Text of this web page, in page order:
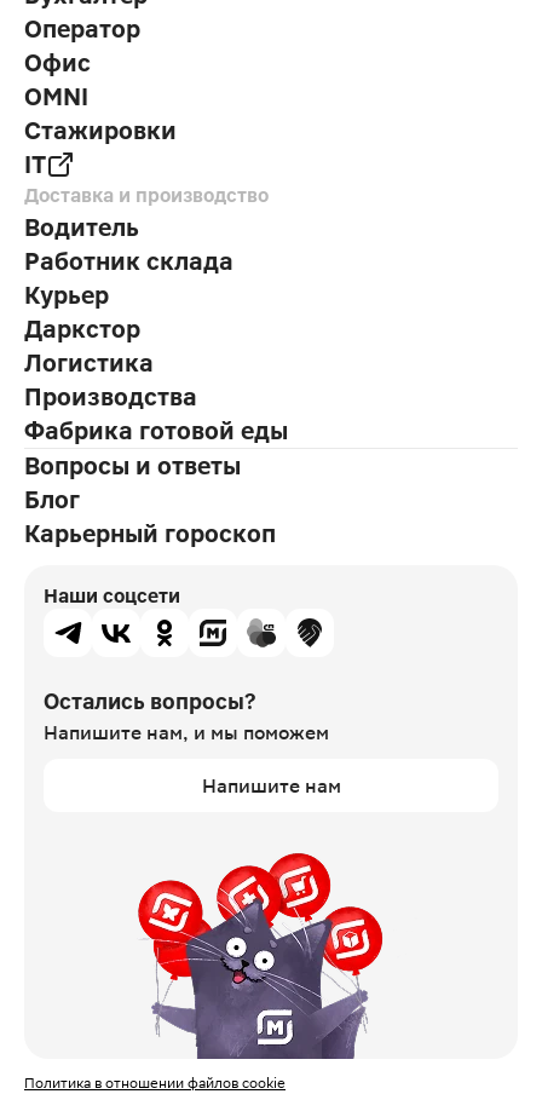
Оператор
Офис
OMNI
Стажировки
IT
Доставка и производство
Водитель
Работник склада
Курьер
Даркстор
Логистика
Производства
Фабрика готовой еды
Вопросы и ответы
Блог
Карьерный гороскоп
Наши соцсети
Остались вопросы?
Напишите нам, и мы поможем
Напишите нам
Политика в отношении файлов cookie